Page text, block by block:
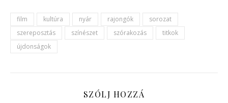
film kultúra nyár rajongók
sorozat
szereposztás
színészet szórakozás
titkok
újdonságok
SZÓLJ HOZZÁ